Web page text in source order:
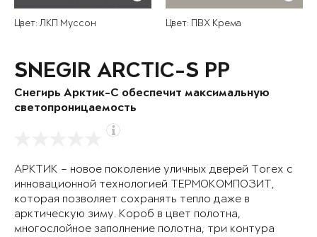
Цвет: ЛКП Муссон Цвет: ПВХ Крема
SNEGIR ARCTIC-S PP
Снегирь Арктик-С обеспечит максимальную
светопроницаемость
АРКТИК – новое поколение уличных дверей Torex с
инновационной технологией ТЕРМОКОМПОЗИТ,
которая позволяет сохранять тепло даже в
арктическую зиму. Короб в цвет полотна,
многослойное заполнение полотна, три контура